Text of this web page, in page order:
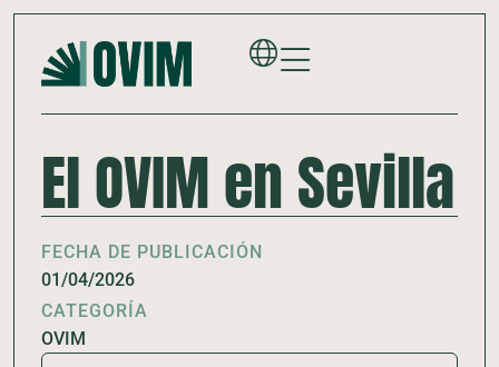
El OVIM en Sevilla
FECHA DE PUBLICACIÓN
01/04/2026
CATEGORÍA
OVIM